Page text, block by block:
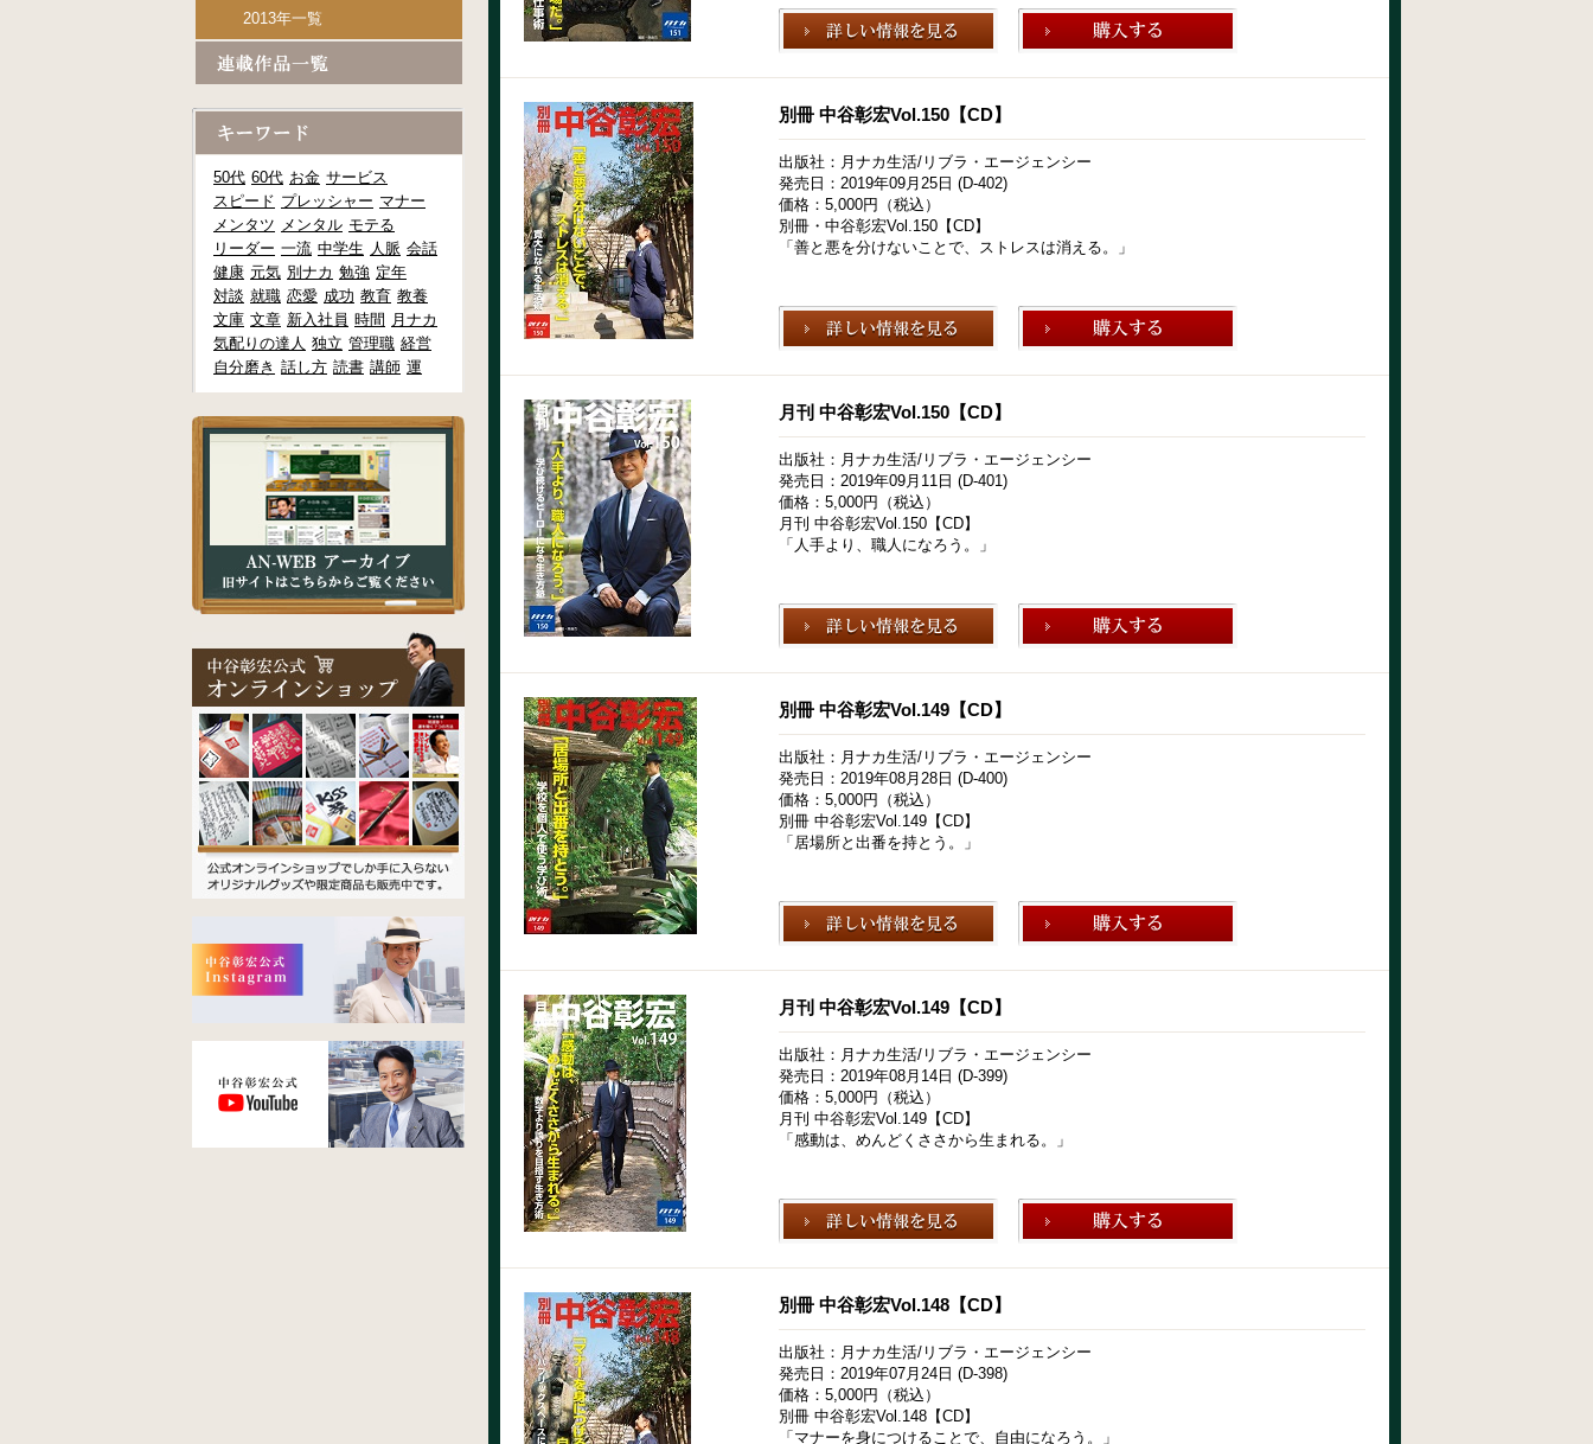
別冊 中谷彰宏Vol.150【CD】
出版社：月ナカ生活/リブラ・エージェンシー
発売日：2019年09月25日 (D-402)
価格：5,000円（税込）
別冊・中谷彰宏Vol.150【CD】
「善と悪を分けないことで、ストレスは消える。」
月刊 中谷彰宏Vol.150【CD】
出版社：月ナカ生活/リブラ・エージェンシー
発売日：2019年09月11日 (D-401)
価格：5,000円（税込）
月刊 中谷彰宏Vol.150【CD】
「人手より、職人になろう。」
別冊 中谷彰宏Vol.149【CD】
出版社：月ナカ生活/リブラ・エージェンシー
発売日：2019年08月28日 (D-400)
価格：5,000円（税込）
別冊 中谷彰宏Vol.149【CD】
「居場所と出番を持とう。」
月刊 中谷彰宏Vol.149【CD】
出版社：月ナカ生活/リブラ・エージェンシー
発売日：2019年08月14日 (D-399)
価格：5,000円（税込）
月刊 中谷彰宏Vol.149【CD】
「感動は、めんどくささから生まれる。」
別冊 中谷彰宏Vol.148【CD】
出版社：月ナカ生活/リブラ・エージェンシー
発売日：2019年07月24日 (D-398)
価格：5,000円（税込）
別冊 中谷彰宏Vol.148【CD】
「マナーを身につけることで、自由になろう。」
2013年一覧
50代 60代 お金 サービス
スピード プレッシャー マナー
メンタツ メンタル モテる
リーダー 一流 中学生 人脈 会話
健康 元気 別ナカ 勉強 定年
対談 就職 恋愛 成功 教育 教養
文庫 文章 新入社員 時間 月ナカ
気配りの達人 独立 管理職 経営
自分磨き 話し方 読書 講師 運